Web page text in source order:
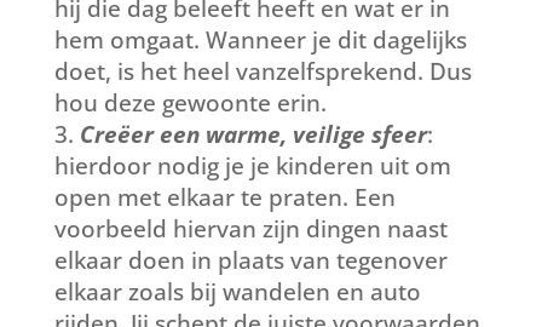
hij die dag beleeft heeft en wat er in
hem omgaat. Wanneer je dit dagelijks
doet, is het heel vanzelfsprekend. Dus
hou deze gewoonte erin.
Creëer een warme, veilige sfeer:
hierdoor nodig je je kinderen uit om
open met elkaar te praten. Een
voorbeeld hiervan zijn dingen naast
elkaar doen in plaats van tegenover
elkaar zoals bij wandelen en auto